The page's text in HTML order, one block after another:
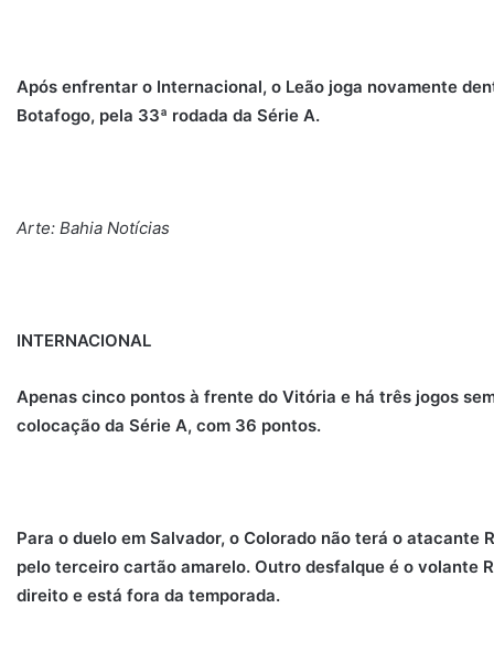
Após enfrentar o Internacional, o Leão joga novamente
Botafogo, pela 33ª rodada da Série A.
Arte: Bahia Notícias
INTERNACIONAL
Apenas cinco pontos à frente do Vitória e há três jogos
colocação da Série A, com 36 pontos.
Para o duelo em Salvador, o Colorado não terá o atacante
pelo terceiro cartão amarelo. Outro desfalque é o volante
direito e está fora da temporada.